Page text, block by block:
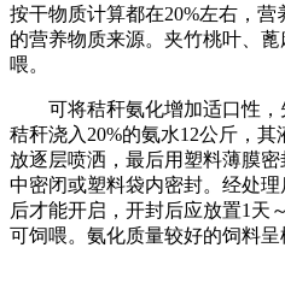
按干物质计算都在20%左右，
的营养物质来源。夹竹桃叶、
喂。
可将秸秆氨化增加适口性，
秸秆浇入20%的氨水12公斤，
放逐层喷洒，最后用塑料薄膜
中密闭或塑料袋内密封。经处
后才能开启，开封后应放置1天
可饲喂。氨化质量较好的饲料呈